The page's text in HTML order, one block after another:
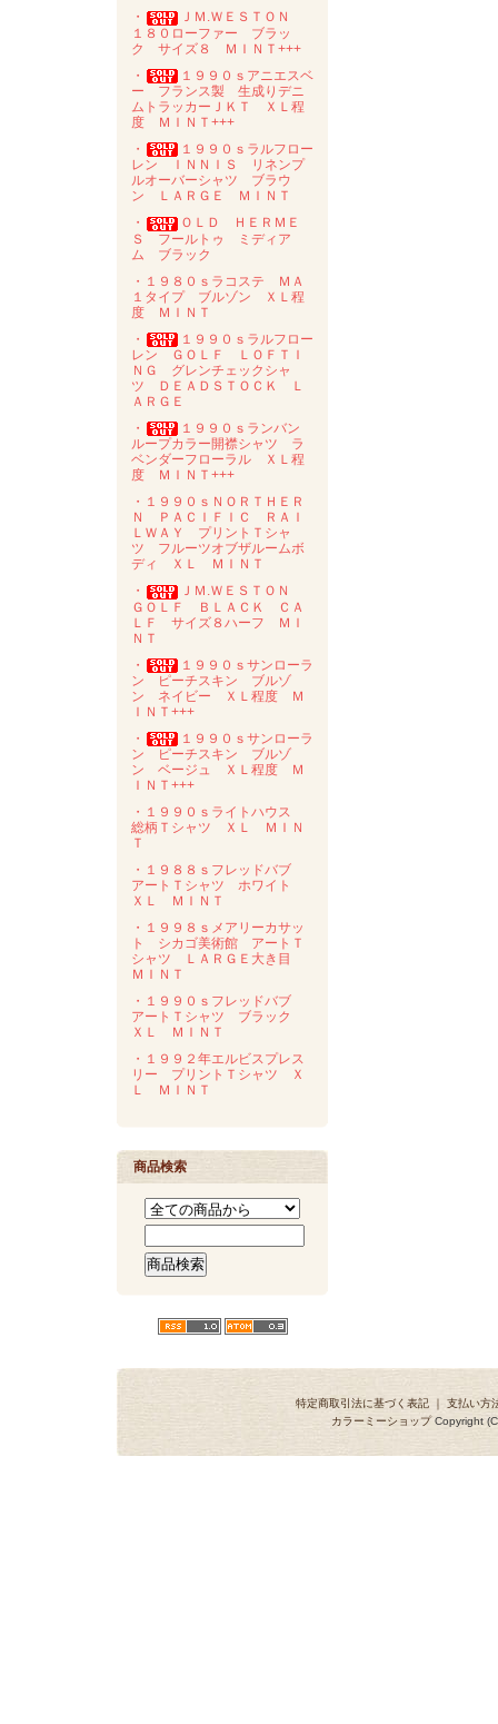
・
ＪＭ.ＷＥＳＴＯＮ
１８０ローファー ブラッ
ク サイズ８ ＭＩＮＴ+++
・
１９９０ｓアニエスベ
ー フランス製 生成りデニ
ムトラッカーＪＫＴ ＸＬ程
度 ＭＩＮＴ+++
・
１９９０ｓラルフロー
レン ＩＮＮＩＳ リネンプ
ルオーバーシャツ ブラウ
ン ＬＡＲＧＥ ＭＩＮＴ
・
ＯＬＤ ＨＥＲＭＥ
Ｓ フールトゥ ミディア
ム ブラック
・１９８０ｓラコステ ＭＡ
１タイプ ブルゾン ＸＬ程
度 ＭＩＮＴ
・
１９９０ｓラルフロー
レン ＧＯＬＦ ＬＯＦＴＩ
ＮＧ グレンチェックシャ
ツ ＤＥＡＤＳＴＯＣＫ Ｌ
ＡＲＧＥ
・
１９９０ｓランバン
ループカラー開襟シャツ ラ
ベンダーフローラル ＸＬ程
度 ＭＩＮＴ+++
・１９９０ｓＮＯＲＴＨＥＲ
Ｎ ＰＡＣＩＦＩＣ ＲＡＩ
ＬＷＡＹ プリントＴシャ
ツ フルーツオブザルームボ
ディ ＸＬ ＭＩＮＴ
・
ＪＭ.ＷＥＳＴＯＮ
ＧＯＬＦ ＢＬＡＣＫ ＣＡ
ＬＦ サイズ８ハーフ ＭＩ
ＮＴ
・
１９９０ｓサンローラ
ン ピーチスキン ブルゾ
ン ネイビー ＸＬ程度 Ｍ
ＩＮＴ+++
・
１９９０ｓサンローラ
ン ピーチスキン ブルゾ
ン ベージュ ＸＬ程度 Ｍ
ＩＮＴ+++
・１９９０ｓライトハウス
総柄Ｔシャツ ＸＬ ＭＩＮ
Ｔ
・１９８８ｓフレッドバブ
アートＴシャツ ホワイト
ＸＬ ＭＩＮＴ
・１９９８ｓメアリーカサッ
ト シカゴ美術館 アートＴ
シャツ ＬＡＲＧＥ大き目
ＭＩＮＴ
・１９９０ｓフレッドバブ
アートＴシャツ ブラック
ＸＬ ＭＩＮＴ
・１９９２年エルビスプレス
リー プリントＴシャツ Ｘ
Ｌ ＭＩＮＴ
商品検索
特定商取引法に基づく表記 ｜ 支払い方
カラーミーショップCopyright